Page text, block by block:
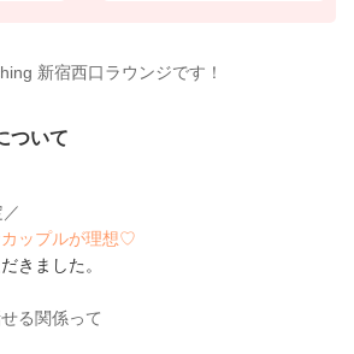
新宿西口ラウンジです！
ついて
ップルが理想♡
きました。
る関係って